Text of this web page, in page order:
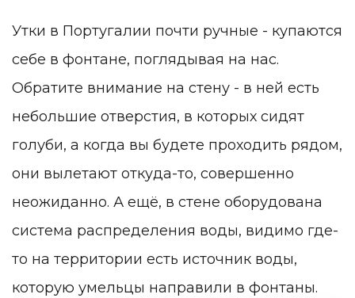
Утки в Португалии почти ручные - купаются
себе в фонтане, поглядывая на нас.
Обратите внимание на стену - в ней есть
небольшие отверстия, в которых сидят
голуби, а когда вы будете проходить рядом,
они вылетают откуда-то, совершенно
неожиданно. А ещё, в стене оборудована
система распределения воды, видимо где-
то на территории есть источник воды,
которую умельцы направили в фонтаны.